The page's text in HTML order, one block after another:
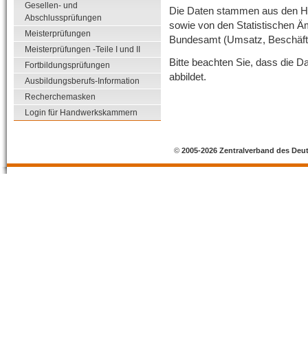
Die Daten stammen aus den
sowie von den Statistischen
Bundesamt (Umsatz,
Bitte beachten Sie, dass die
abbildet.
Gesellen- und
Abschlussprüfungen
Meisterprüfungen
Meisterprüfungen -Teile I und II
Fortbildungsprüfungen
Ausbildungsberufs-Information
Recherchemasken
Login für Handwerkskammern
© 2005-2026 Zentralverband des